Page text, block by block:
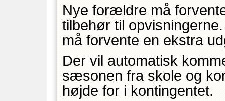
Nye forældre må
tilbehør til
må forvente en ekstra
Der vil automatisk
sæsonen fra skole og
højde for i kontingentet.